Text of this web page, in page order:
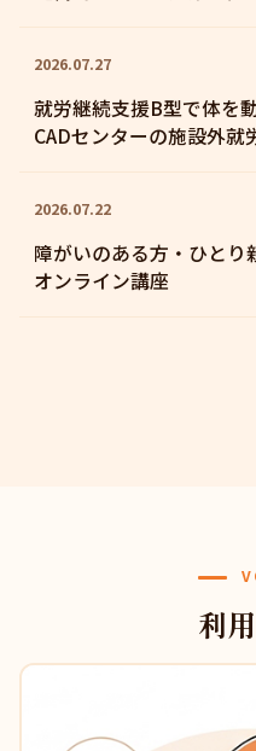
2026.07.27
就労継続支援B型で体を
CADセンターの施設外就
2026.07.22
障がいのある方・ひとり
オンライン講座
利